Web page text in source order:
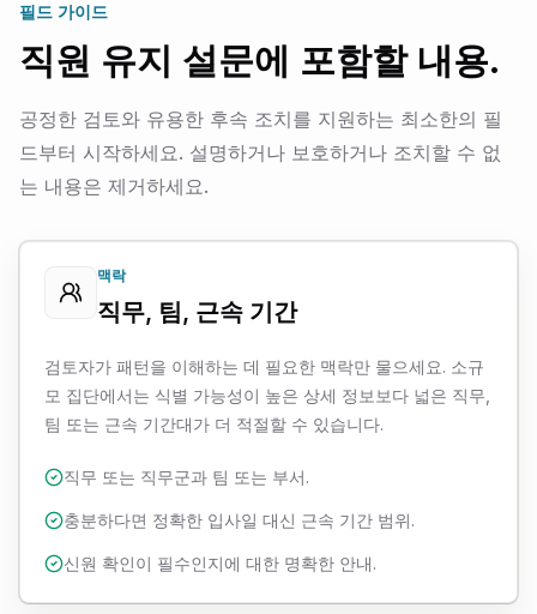
필드 가이드
직원 유지 설문에 포함할 내용.
공정한 검토와 유용한 후속 조치를 지원하는 최소한의 필
드부터 시작하세요. 설명하거나 보호하거나 조치할 수 없
는 내용은 제거하세요.
맥락
직무, 팀, 근속 기간
검토자가 패턴을 이해하는 데 필요한 맥락만 물으세요. 소규
모 집단에서는 식별 가능성이 높은 상세 정보보다 넓은 직무,
팀 또는 근속 기간대가 더 적절할 수 있습니다.
직무 또는 직무군과 팀 또는 부서.
충분하다면 정확한 입사일 대신 근속 기간 범위.
신원 확인이 필수인지에 대한 명확한 안내.